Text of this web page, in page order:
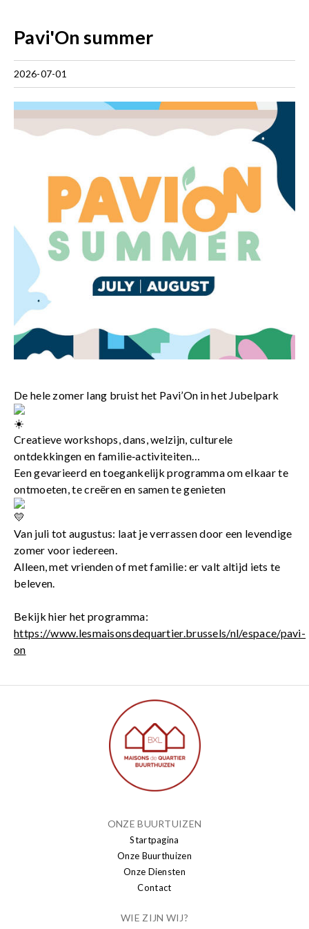
Pavi'On summer
2026-07-01
De hele zomer lang bruist het Pavi’On in het Jubelpark
Creatieve workshops, dans, welzijn, culturele
ontdekkingen en familie‑activiteiten…
Een gevarieerd en toegankelijk programma om elkaar te
ontmoeten, te creëren en samen te genieten
Van juli tot augustus: laat je verrassen door een levendige
zomer voor iedereen.
Alleen, met vrienden of met familie: er valt altijd iets te
beleven.
Bekijk hier het programma:
https://www.lesmaisonsdequartier.brussels/nl/espace/pavi-
on
ONZE BUURTUIZEN
Startpagina
Onze Buurthuizen
Onze Diensten
Contact
WIE ZIJN WIJ?